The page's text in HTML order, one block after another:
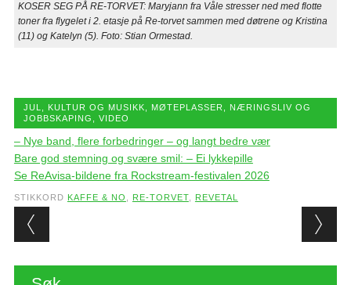
KOSER SEG PÅ RE-TORVET: Maryjann fra Våle stresser ned med flotte
toner fra flygelet i 2. etasje på Re-torvet sammen med døtrene og Kristina
(11) og Katelyn (5). Foto: Stian Ormestad.
JUL KULTUR OG MUSIKK MØTEPLASSER
NÆRINGSLIV OG
JOBBSKAPING
VIDEO
– Nye band, flere forbedringer – og langt bedre vær
Bare god stemning og svære smil: – Ei lykkepille
Se ReAvisa-bildene fra Rockstream-festivalen 2026
STIKKORD KAFFE & NO RE-TORVET, REVETAL
Post navigation